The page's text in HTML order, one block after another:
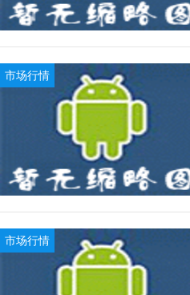
市场行情
市场行情